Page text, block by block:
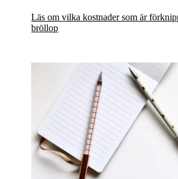
Läs om vilka kostnader som är
bröllop